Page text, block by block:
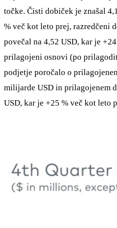
točke. Čisti dobiček je znašal
% več kot leto prej, razredčeni
povečal na 4,52 USD, kar je
prilagojeni osnovi (po
podjetje poročalo o
milijarde USD in prilagojenem
USD, kar je +25 % več kot leto